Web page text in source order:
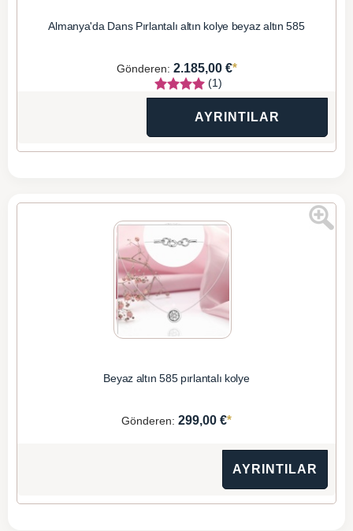
Almanya'da Dans Pırlantalı altın kolye beyaz altın 585
Gönderen: 2.185,00 €*
(1)
AYRINTILAR
Beyaz altın 585 pırlantalı kolye
Gönderen: 299,00 €*
AYRINTILAR